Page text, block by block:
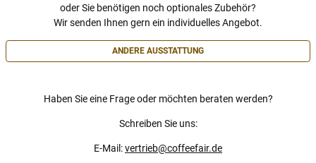
oderSie benötigen noch optionales Zubehör?
Wir senden Ihnen gern ein individuelles Angebot.
ANDERE AUSSTATTUNG
Haben Sie eine Frage oder möchten beraten werden?
Schreiben Sie uns:
E-Mail:vertrieb@coffeefair.de